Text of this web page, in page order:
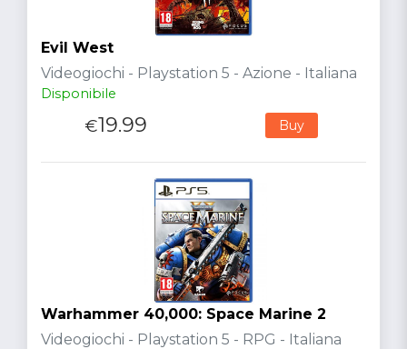
Evil West
Videogiochi - Playstation 5 - Azione - Italiana
Disponibile
€19.99 Buy
Warhammer 40,000: Space Marine 2
Videogiochi - Playstation 5 - RPG - Italiana